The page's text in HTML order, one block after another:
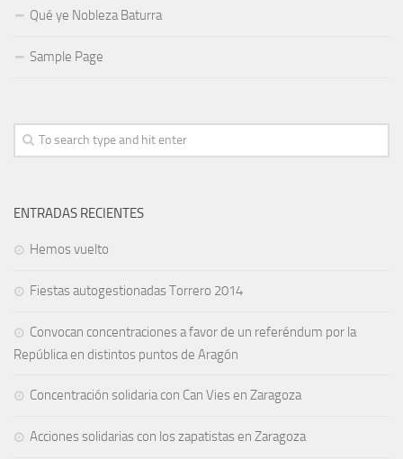
Qué ye Nobleza Baturra
Sample Page
ENTRADAS RECIENTES
Hemos vuelto
Fiestas autogestionadas Torrero 2014
Convocan concentraciones a favor de un referéndum por la
República en distintos puntos de Aragón
Concentración solidaria con Can Vies en Zaragoza
Acciones solidarias con los zapatistas en Zaragoza